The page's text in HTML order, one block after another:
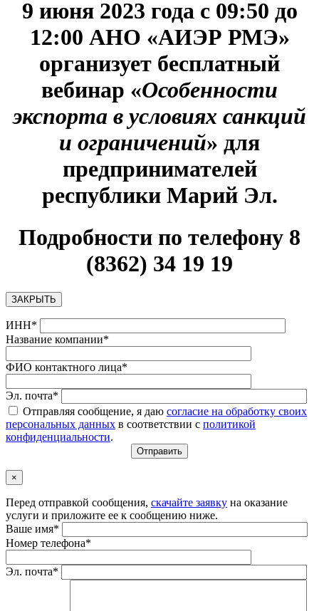
9 июня 2023 года с 09:50 до
12:00 АНО «АИЭР РМЭ»
организует бесплатный
вебинар «Особенности
экспорта в условиях санкций
и ограничений» для
предпринимателей
республики Марий Эл.
Подробности по телефону 8
(8362) 34 19 19
ЗАКРЫТЬ
ИНН*
Название компании*
ФИО контактного лица*
Эл. почта*
Отправляя сообщение, я даю согласие на обработку своих
персональных данных в соответствии с политикой
конфиденциальности.
×
Перед отправкой сообщения, скачайте заявку на оказание
услуги и приложите ее к сообщению ниже.
Ваше имя*
Номер телефона*
Эл. почта*